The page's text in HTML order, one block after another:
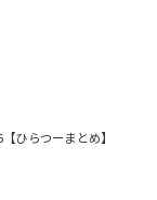
ひらつーまとめ】